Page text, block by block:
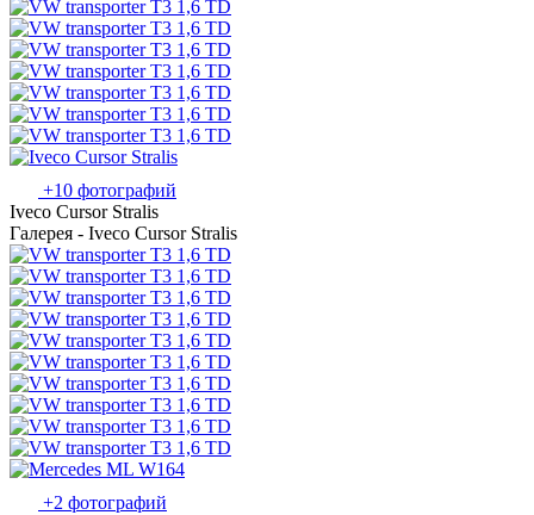
+10 фотографий
Iveco Cursor Stralis
Галерея - Iveco Cursor Stralis
+2 фотографий